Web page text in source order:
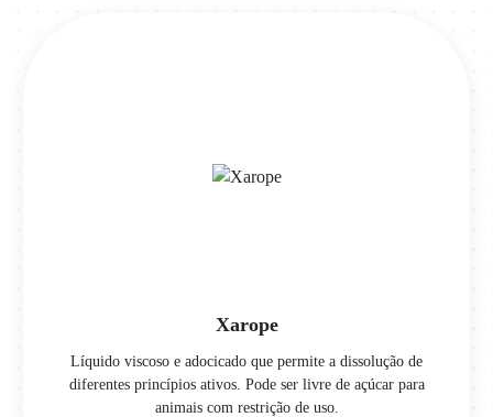
Xarope
Líquido viscoso e adocicado que permite a dissolução de
diferentes princípios ativos. Pode ser livre de açúcar para
animais com restrição de uso.